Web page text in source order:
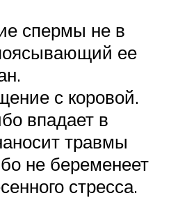
спермы не в
ее
с коровой.
впадает в
травмы
не беременеет
стресса.